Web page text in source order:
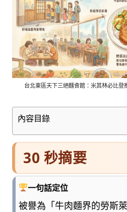
通、
停
車
遊
資
理
成
清
楚
懂
的
遊
台北東區天下三絕麵食館：米其林必比
內容目錄
30 秒摘要
一句話定位
被譽為「牛肉麵界的勞斯